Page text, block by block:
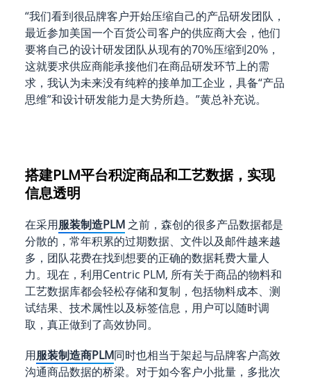
“我们看到很品牌客户开始压缩自己的产品研发团队，
最近参加美国一个百货公司客户的供应商大会，他们
要将自己的设计研发团队从现有的70%压缩到20%，
这就要求供应商能承接他们在商品研发环节上的需
求，我认为未来没有纯粹的接单加工企业，具备“产品
思维”和设计研发能力是大势所趋。”黄总补充说。
搭建PLM平台积淀商品和工艺数据，实现
信息透明
在采用服装制造PLM 之前，森创的很多产品数据都是
分散的，常年积累的过期数据、文件以及邮件越来越
多，团队花费在找到想要的正确的数据耗费大量人
力。现在，利用Centric PLM, 所有关于商品的物料和
工艺数据库都会轻松存储和复制，包括物料成本、测
试结果、技术属性以及标签信息，用户可以随时调
取，真正做到了高效协同。
用服装制造商PLM同时也相当于架起与品牌客户高效
沟通商品数据的桥梁。对于如今客户小批量，多批次